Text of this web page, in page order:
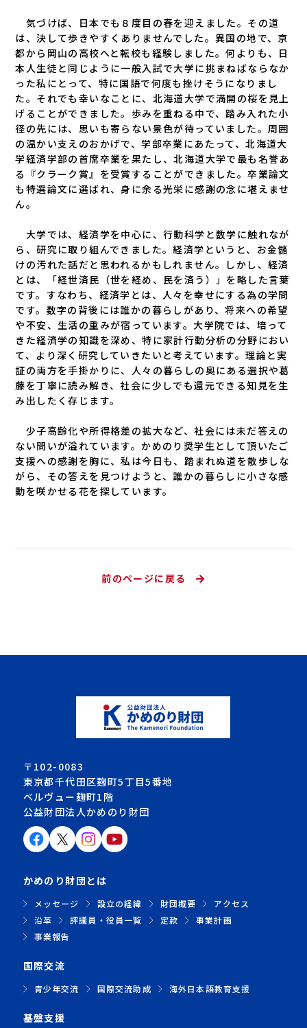
気づけば、日本でも８度目の春を迎えました。その道
は、決して歩きやすくありませんでした。異国の地で、京
都から岡山の高校へと転校も経験しました。何よりも、日
本人生徒と同じように一般入試で大学に挑まねばならなか
った私にとって、特に国語で何度も挫けそうになりまし
た。それでも幸いなことに、北海道大学で満開の桜を見上
げることができました。歩みを重ねる中で、踏み入れた小
径の先には、思いも寄らない景色が待っていました。周囲
の温かい支えのおかげで、学部卒業にあたって、北海道大
学経済学部の首席卒業を果たし、北海道大学で最も名誉あ
る『クラーク賞』を受賞することができました。卒業論文
も特選論文に選ばれ、身に余る光栄に感謝の念に堪えませ
ん。
大学では、経済学を中心に、行動科学と数学に触れなが
ら、研究に取り組んできました。経済学というと、お金儲
けの汚れた話だと思われるかもしれません。しかし、経済
とは、「経世済民（世を経め、民を済う）」を略した言葉
です。すなわち、経済学とは、人々を幸せにする為の学問
です。数字の背後には誰かの暮らしがあり、将来への希望
や不安、生活の重みが宿っています。大学院では、培って
きた経済学の知識を深め、特に家計行動分析の分野におい
て、より深く研究していきたいと考えています。理論と実
証の両方を手掛かりに、人々の暮らしの奥にある選択や葛
藤を丁寧に読み解き、社会に少しでも還元できる知見を生
み出したく存じます。
少子高齢化や所得格差の拡大など、社会には未だ答えの
ない問いが溢れています。かめのり奨学生として頂いたご
支援への感謝を胸に、私は今日も、踏まれぬ道を散歩しな
がら、その答えを見つけようと、誰かの暮らしに小さな感
動を咲かせる花を探しています。
前のページに戻る
〒102-0083
東京都千代田区麹町5丁目5番地
ベルヴュー麹町1階
公益財団法人かめのり財団
かめのり財団とは
メッセージ 設立の経緯 財団概要
アクセス
沿革
評議員・役員一覧 定款
事業計画
事業報告
国際交流
青少年交流 国際交流助成 海外日本語教育支援
基盤支援